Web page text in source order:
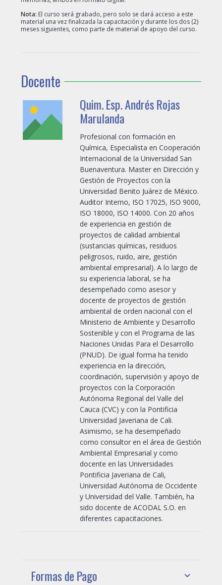
Nota: El curso será grabado, pero solo se dará acceso a este
material una vez finalizada la capacitación y durante los dos (2)
meses siguientes, como parte de material de apoyo del curso.
Docente
Quim. Esp. Andrés Rojas
Marulanda
Profesional con formación en
Química, Especialista en Cooperación
Internacional de la Universidad San
Buenaventura. Master en Dirección y
Gestión de Proyectos con la
Universidad Benito Juárez de México.
Auditor Interno, ISO 17025, ISO 9000,
ISO 18000, ISO 14000. Con 20 años
de experiencia en gestión de
proyectos de calidad ambiental
(sustancias químicas, residuos
peligrosos, ruido, aire, gestión
ambiental empresarial). A lo largo de
su experiencia laboral, se ha
desempeñado como asesor y
docente de proyectos de gestión
ambiental de orden nacional con el
Ministerio de Ambiente y Desarrollo
Sostenible y con el Programa de las
Naciones Unidas Para el Desarrollo
(PNUD). De igual forma ha tenido
experiencia en la dirección,
coordinación, supervisión y apoyo de
proyectos con la Corporación
Autónoma Regional del Valle del
Cauca (CVC) y con la Pontificia
Universidad Javeriana de Cali.
Asimismo, se ha desempeñado
como consultor en el área de Gestión
Ambiental Empresarial y como
docente en las Universidades
Pontificia Javeriana de Cali,
Universidad Autónoma de Occidente
y Universidad del Valle. También, ha
sido docente de ACODAL S.O. en
diferentes capacitaciones.
Formas de Pago